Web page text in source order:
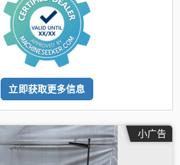
立即获取更多信息
小广告